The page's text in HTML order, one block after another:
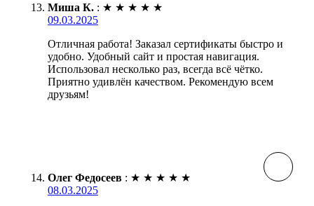
Миша К. : ★ ★ ★ ★ ★
09.03.2025
Отличная работа! Заказал сертификаты быстро и
удобно. Удобный сайт и простая навигация.
Использовал несколько раз, всегда всё чётко.
Приятно удивлён качеством. Рекомендую всем
друзьям!
Олег Федосеев : ★ ★ ★ ★ ★
08.03.2025